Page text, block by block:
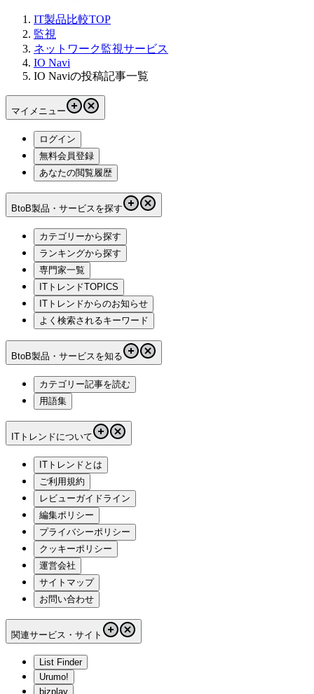
IT製品比較TOP
監視
ネットワーク監視サービス
IO Navi
IO Naviの投稿記事一覧
マイメニュー
ログイン
無料会員登録
あなたの閲覧履歴
BtoB製品・サービスを探す
カテゴリーから探す
ランキングから探す
専門家一覧
ITトレンドTOPICS
ITトレンドからのお知らせ
よく検索されるキーワード
BtoB製品・サービスを知る
カテゴリー記事を読む
用語集
ITトレンドについて
ITトレンドとは
ご利用規約
レビューガイドライン
編集ポリシー
プライバシーポリシー
クッキーポリシー
運営会社
サイトマップ
お問い合わせ
関連サービス・サイト
List Finder
Urumo!
bizplay